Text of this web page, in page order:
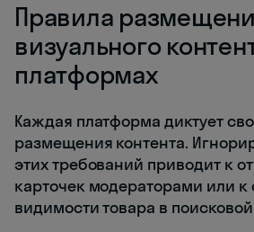
Правила
визуального
платформах
Каждая платформа диктует
размещения контента.
этих требований приводит к
карточек модераторами или
видимости товара в